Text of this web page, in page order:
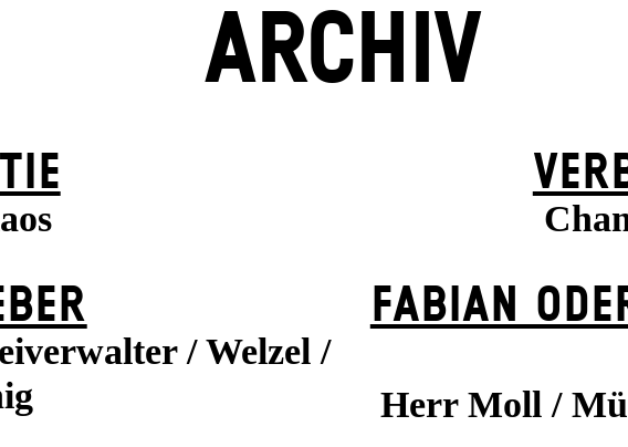
ARCHIV
/ Welzel /
FABIAN
Herr Moll /